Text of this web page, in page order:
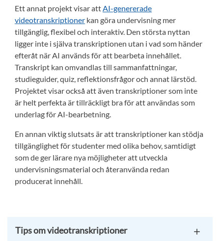
Ett annat projekt visar attAI-genererade
videotranskriptioner kan göra undervisning mer
tillgänglig, flexibel och interaktiv. Den största nyttan
ligger inte i själva transkriptionen utan i vad som händer
efteråt när AI används för att bearbeta innehållet.
Transkript kan omvandlas till sammanfattningar,
studieguider, quiz, reflektionsfrågor och annat lärstöd.
Projektet visar också att även transkriptioner som inte
är helt perfekta är tillräckligt bra för att användas som
underlag för AI-bearbetning.
En annan viktig slutsats är att transkriptioner kan stödja
tillgänglighet för studenter med olika behov, samtidigt
som de ger lärare nya möjligheter att utveckla
undervisningsmaterial och återanvända redan
producerat innehåll.
Tips om videotranskriptioner